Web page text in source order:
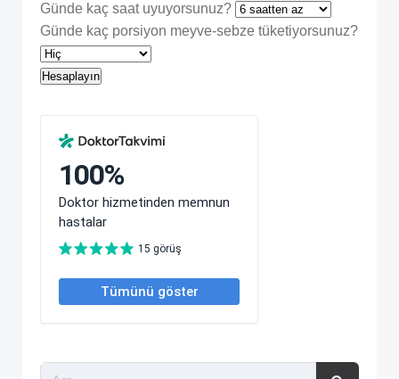
Günde kaç saat uyuyorsunuz?
Günde kaç porsiyon meyve-sebze tüketiyorsunuz?
Hesaplayın